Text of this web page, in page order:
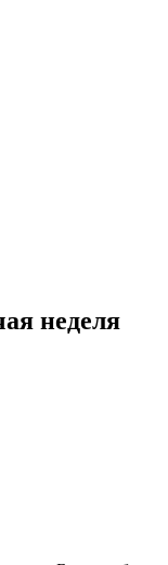
неделя